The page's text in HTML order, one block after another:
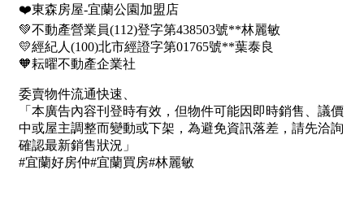
~
不拘
1房
2房